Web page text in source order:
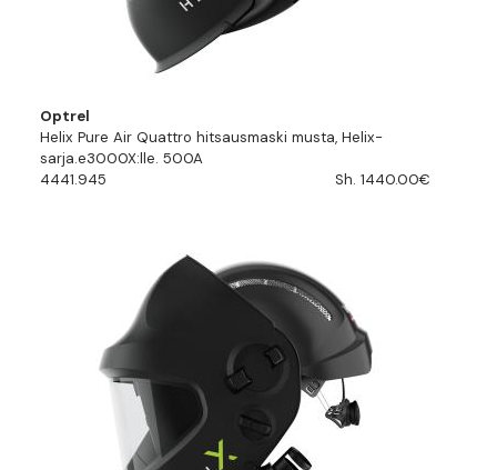
Optrel
Helix Pure Air Quattro hitsausmaski musta, Helix-
sarja.e3000X:lle. 500A
4441.945
Sh. 1440.00€